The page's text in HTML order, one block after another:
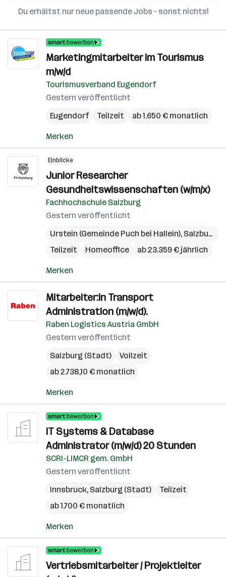
Du erhältst nur neue passende Jobs – sonst nichts!
Marketingmitarbeiter im Tourismus
m/w/d
Tourismusverband Eugendorf
Gestern veröffentlicht
Eugendorf
Teilzeit ab 1.650 € monatlich
Merken
Einblicke
Junior Researcher
Gesundheitswissenschaften (w/m/x)
Fachhochschule Salzburg
Gestern veröffentlicht
Urstein (Gemeinde Puch bei Hallein), Salzburg
Teilzeit
Homeoffice ab 23.359 € jährlich
Merken
Mitarbeiter:in Transport
Administration (m/w/d).
Raben Logistics Austria GmbH
Gestern veröffentlicht
Salzburg (Stadt)
Vollzeit
ab 2.738,10 € monatlich
Merken
IT Systems & Database
Administrator (m/w/d) 20 Stunden
SCRI-LIMCR gem. GmbH
Gestern veröffentlicht
Innsbruck, Salzburg (Stadt)
Teilzeit
ab 1.700 € monatlich
Merken
Vertriebsmitarbeiter / Projektleiter